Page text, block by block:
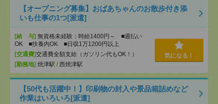
【オープニング募集】おばあちゃんのお散歩付き添
いも仕事の1つ[派遣]
[給 与] 無資格未経験：時給1400円～ ■週払い
OK ■扶養内OK ■日収1万1200円以上
[交通費]交通費全額支給（ガソリン代もOK！）
[勤務地] 焼津駅 / 西焼津駅
気になる！
【50代も活躍中！】印刷物の封入や景品箱詰めなど
作業はいろいろ[派遣]